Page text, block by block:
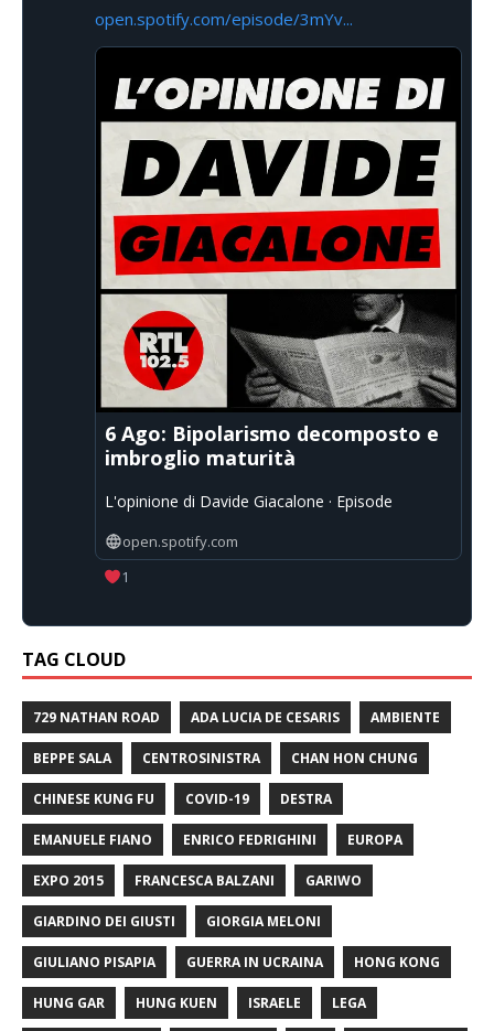
open.spotify.com/episode/3mYv...
6 Ago: Bipolarismo decomposto e
imbroglio maturità
L'opinione di Davide Giacalone · Episode
open.spotify.com
1
TAG CLOUD
729 NATHAN ROAD ADA LUCIA DE CESARIS AMBIENTE
BEPPE SALA CENTROSINISTRA CHAN HON CHUNG
CHINESE KUNG FU COVID-19 DESTRA
EMANUELE FIANO ENRICO FEDRIGHINI EUROPA
EXPO 2015 FRANCESCA BALZANI GARIWO
GIARDINO DEI GIUSTI GIORGIA MELONI
GIULIANO PISAPIA GUERRA IN UCRAINA HONG KONG
HUNG GAR HUNG KUEN ISRAELE LEGA